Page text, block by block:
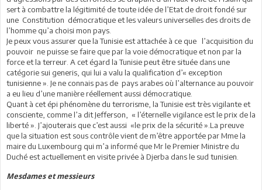
sert à combattre la légitimité de toute idée de l’Etat de droit fondé sur
une Constitution démocratique et les valeurs universelles des droits de
l’homme qu’a choisi mon pays.
Je peux vous assurer que la Tunisie est attachée à ce que l’acquisition du
pouvoir ne puisse se faire que par la voie démocratique et non par la
force et la terreur. A cet égard la Tunisie peut être située dans une
catégorie sui generis, qui lui a valu la qualification d’« exception
tunisienne ». Je ne connais pas de pays arabes où l’alternance au pouvoir
a eu lieu d’une manière réellement aussi démocratique.
Quant à cet épi phénomène du terrorisme, la Tunisie est très vigilante et
consciente, comme l’a dit Jefferson, « l’éternelle vigilance est le prix de la
liberté ». J’ajouterais que c’est aussi «le prix de la sécurité ».La preuve
que la situation est sous contrôle vient de m’être apportée par Mme la
maire du Luxembourg qui m’a informé que Mr le Premier Ministre du
Duché est actuellement en visite privée à Djerba dans le sud tunisien.
Mesdames et messieurs